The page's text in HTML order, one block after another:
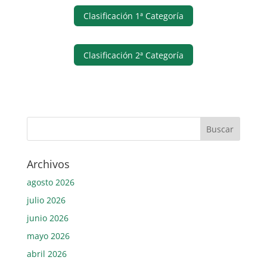
Clasificación 1ª Categoría
Clasificación 2ª Categoría
Archivos
agosto 2026
julio 2026
junio 2026
mayo 2026
abril 2026